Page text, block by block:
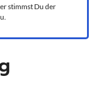
stimmst Du der